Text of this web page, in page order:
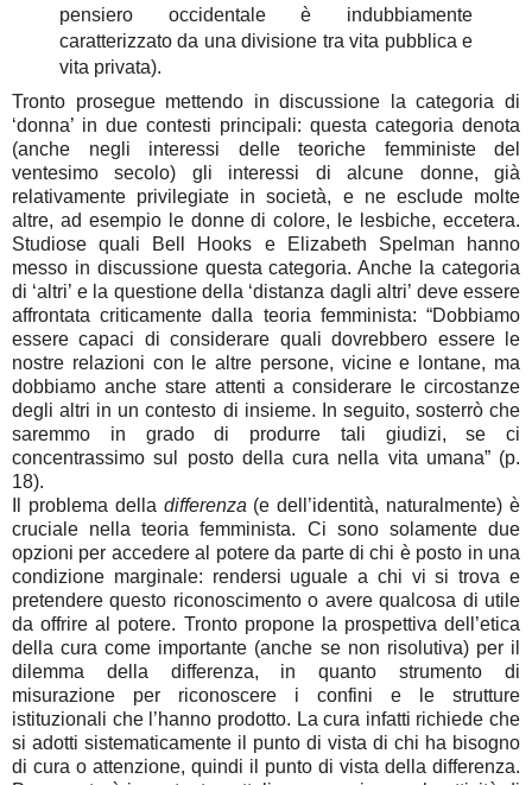
pensiero occidentale è indubbiamente
caratterizzato da una divisione tra vita pubblica e
vita privata).
Tronto prosegue mettendo in discussione la categoria di
‘donna’ in due contesti principali: questa categoria denota
(anche negli interessi delle teoriche femministe del
ventesimo secolo) gli interessi di alcune donne, già
relativamente privilegiate in società, e ne esclude molte
altre, ad esempio le donne di colore, le lesbiche, eccetera.
Studiose quali Bell Hooks e Elizabeth Spelman hanno
messo in discussione questa categoria. Anche la categoria
di ‘altri’ e la questione della ‘distanza dagli altri’ deve essere
affrontata criticamente dalla teoria femminista: “Dobbiamo
essere capaci di considerare quali dovrebbero essere le
nostre relazioni con le altre persone, vicine e lontane, ma
dobbiamo anche stare attenti a considerare le circostanze
degli altri in un contesto di insieme. In seguito, sosterrò che
saremmo in grado di produrre tali giudizi, se ci
concentrassimo sul posto della cura nella vita umana” (p.
18).
Il problema della differenza (e dell’identità, naturalmente) è
cruciale nella teoria femminista. Ci sono solamente due
opzioni per accedere al potere da parte di chi è posto in una
condizione marginale: rendersi uguale a chi vi si trova e
pretendere questo riconoscimento o avere qualcosa di utile
da offrire al potere. Tronto propone la prospettiva dell’etica
della cura come importante (anche se non risolutiva) per il
dilemma della differenza, in quanto strumento di
misurazione per riconoscere i confini e le strutture
istituzionali che l’hanno prodotto. La cura infatti richiede che
si adotti sistematicamente il punto di vista di chi ha bisogno
di cura o attenzione, quindi il punto di vista della differenza.